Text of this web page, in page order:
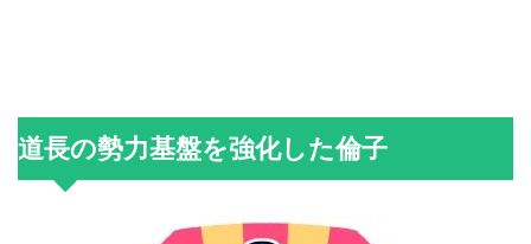
道長の勢力基盤を強化した倫子